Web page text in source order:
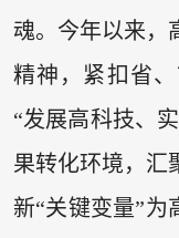
魂。今年以来，
精神，紧扣省
“发展高科技、
果转化环境，汇
新“关键变量”为